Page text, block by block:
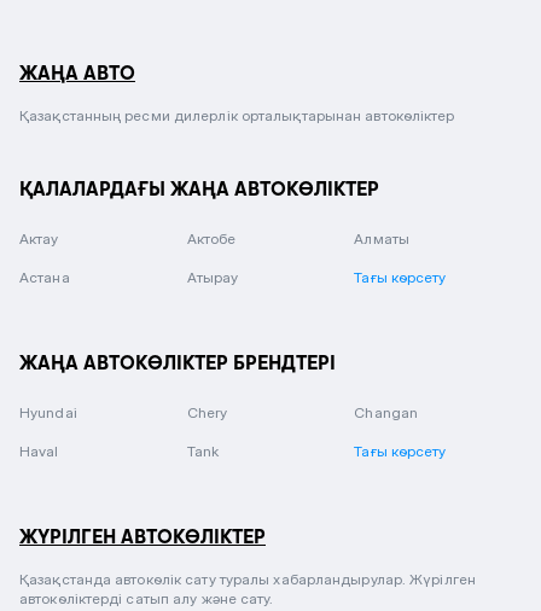
ЖАҢА АВТО
Қазақстанның ресми дилерлік орталықтарынан автокөліктер
ҚАЛАЛАРДАҒЫ ЖАҢА АВТОКӨЛІКТЕР
Актау Актобе Алматы
Астана Атырау Тағы көрсету
ЖАҢА АВТОКӨЛІКТЕР БРЕНДТЕРІ
Hyundai Chery Changan
Haval Tank Тағы көрсету
ЖҮРІЛГЕН АВТОКӨЛІКТЕР
Қазақстанда автокөлік сату туралы хабарландырулар. Жүрілген
автокөліктерді сатып алу және сату.